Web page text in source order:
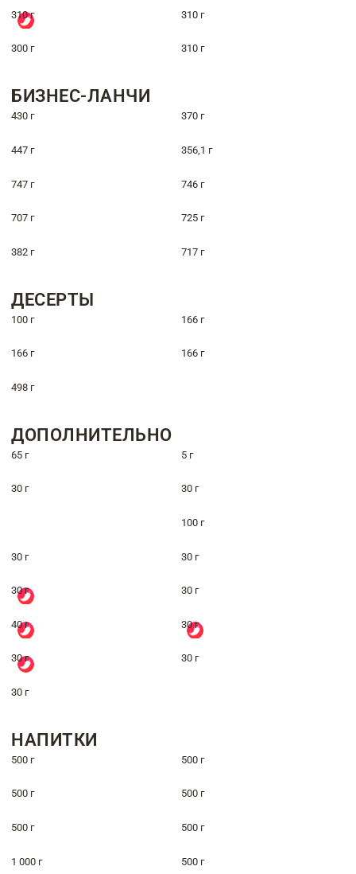
310 г 310 г
300 г 310 г
БИЗНЕС-ЛАНЧИ
430 г 370 г
447 г 356,1 г
747 г 746 г
707 г 725 г
382 г 717 г
ДЕСЕРТЫ
100 г 166 г
166 г 166 г
498 г
ДОПОЛНИТЕЛЬНО
65 г 5 г
30 г 30 г
100 г
30 г 30 г
30 г 30 г
40 г 30 г
30 г 30 г
30 г
НАПИТКИ
500 г 500 г
500 г 500 г
500 г 500 г
1 000 г 500 г